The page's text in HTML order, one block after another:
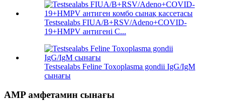
Testsealabs FIUA/B+RSV/Adeno+COVID-
19+HMPV антигені С...
Testsealabs Feline Toxoplasma gondii IgG/IgM
сынағы
AMP амфетамин сынағы